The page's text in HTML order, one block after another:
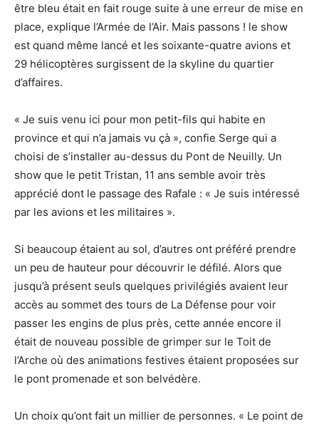
être bleu était en fait rouge suite à une erreur de mise en
place, explique l’Armée de l’Air. Mais passons ! le show
est quand même lancé et les soixante-quatre avions et
29 hélicoptères surgissent de la skyline du quartier
d’affaires.
« Je suis venu ici pour mon petit-fils qui habite en
province et qui n’a jamais vu çà », confie Serge qui a
choisi de s’installer au-dessus du Pont de Neuilly. Un
show que le petit Tristan, 11 ans semble avoir très
apprécié dont le passage des Rafale : « Je suis intéressé
par les avions et les militaires ».
Si beaucoup étaient au sol, d’autres ont préféré prendre
un peu de hauteur pour découvrir le défilé. Alors que
jusqu’à présent seuls quelques privilégiés avaient leur
accès au sommet des tours de La Défense pour voir
passer les engins de plus près, cette année encore il
était de nouveau possible de grimper sur le Toit de
l’Arche où des animations festives étaient proposées sur
le pont promenade et son belvédère.
Un choix qu’ont fait un millier de personnes. « Le point de